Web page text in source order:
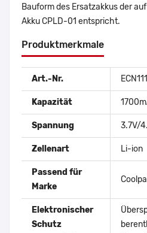
Bauform des Ersatzakkus der
Akku CPLD-01 entspricht.
Produktmerkmale
Art.-Nr.
Kapazität
Spannung 3.7V/
Zellenart Li-ion
Passend für
Marke
Elektronischer
Schutz